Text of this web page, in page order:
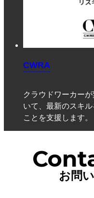
CWRA
クラウドワーカー
いて、最新のスキ
ことを支援します。
お問